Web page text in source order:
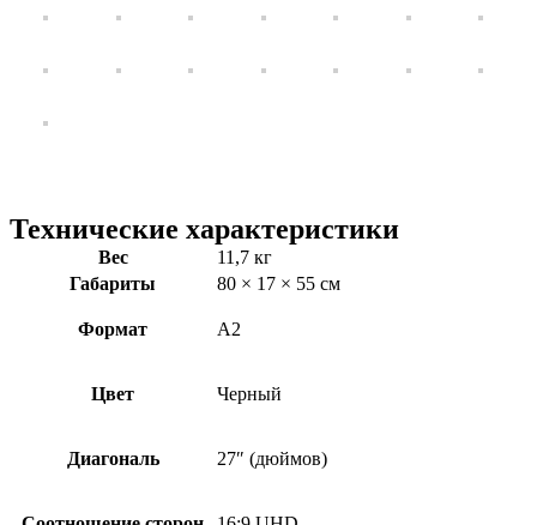
Технические характеристики
Вес
11,7 кг
Габариты
80 × 17 × 55 см
Формат А2
Цвет Черный
Диагональ 27″ (дюймов)